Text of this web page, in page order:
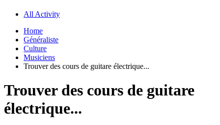
All Activity
Home
Généraliste
Culture
Musiciens
Trouver des cours de guitare électrique...
Trouver des cours de guitare
électrique...